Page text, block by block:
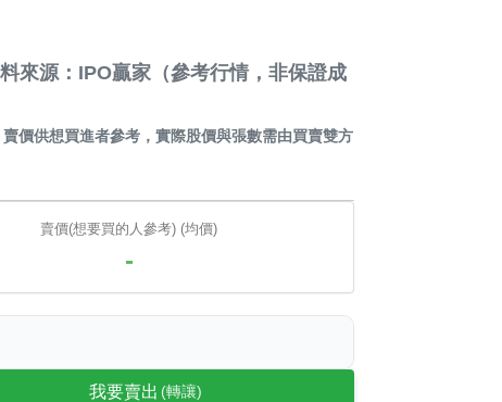
料來源：IPO贏家（參考行情，非保證成
價供想買進者參考，實際股價與張數需由買賣雙方
賣價(想要買的人參考) (均價)
-
我要賣出 (轉讓)